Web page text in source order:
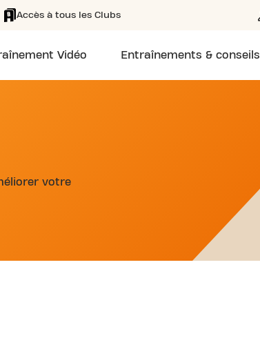
Accès à tous les Clubs
Vidéo Entraînements & conseils
votre